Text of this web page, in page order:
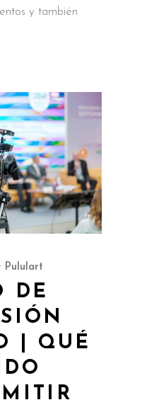
y también
Pululart
DE
| QUÉ